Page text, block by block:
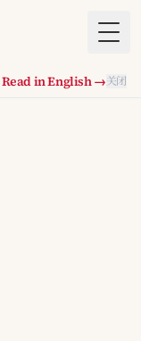
Read in English →关闭